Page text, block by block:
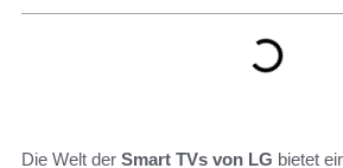
Die Welt der Smart TVs von LG bietet